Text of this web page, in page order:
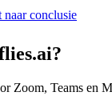
naar conclusie
?
Zoom, Teams en